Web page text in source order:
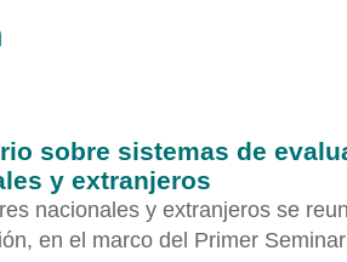
sobre sistemas de
y extranjeros
nacionales y extranjeros se
en el marco del Primer